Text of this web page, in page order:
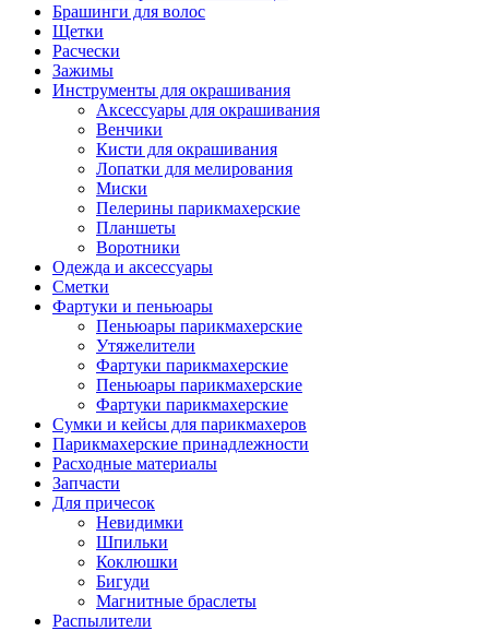
Брашинги для волос
Щетки
Расчески
Зажимы
Инструменты для окрашивания
Аксессуары для окрашивания
Венчики
Кисти для окрашивания
Лопатки для мелирования
Миски
Пелерины парикмахерские
Планшеты
Воротники
Одежда и аксессуары
Сметки
Фартуки и пеньюары
Пеньюары парикмахерские
Утяжелители
Фартуки парикмахерские
Пеньюары парикмахерские
Фартуки парикмахерские
Сумки и кейсы для парикмахеров
Парикмахерские принадлежности
Расходные материалы
Запчасти
Для причесок
Невидимки
Шпильки
Коклюшки
Бигуди
Магнитные браслеты
Распылители